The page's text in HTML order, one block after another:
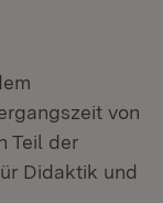
von
Teil der
Didaktik und